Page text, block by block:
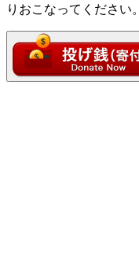
りおこなってください。